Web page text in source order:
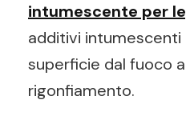
intumescente per
additivi
superficie dal fuoco
rigonfiamento.